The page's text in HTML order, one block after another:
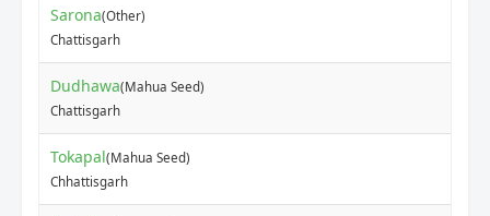
Sarona(Other)
Chattisgarh
Dudhawa(Mahua Seed)
Chattisgarh
Tokapal(Mahua Seed)
Chhattisgarh